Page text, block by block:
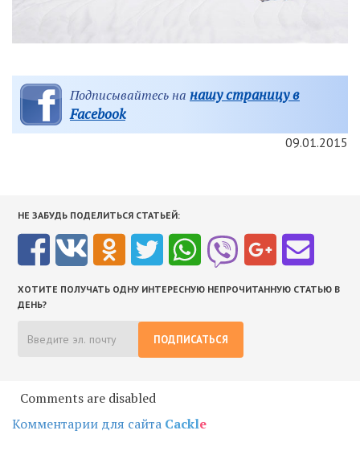
Подписывайтесь на нашу страницу в
Facebook
09.01.2015
НЕ ЗАБУДЬ ПОДЕЛИТЬСЯ СТАТЬЕЙ:
ХОТИТЕ ПОЛУЧАТЬ ОДНУ ИНТЕРЕСНУЮ НЕПРОЧИТАННУЮ СТАТЬЮ В
ДЕНЬ?
ПОДПИСАТЬСЯ
Comments are disabled
Комментарии для сайта Cackle